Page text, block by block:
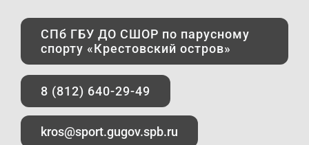
СПб ГБУ ДО СШОР по парусному
спорту «Крестовский остров»
8 (812) 640-29-49
kros@sport.gugov.spb.ru